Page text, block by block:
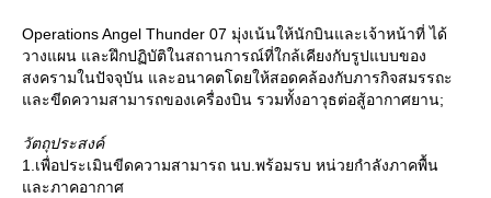
Operations Angel Thunder 07 มุ่งเน้นให้นักบินและเจ้าหน้าที่ ได้
วางแผน และฝึกปฏิบัติในสถานการณ์ที่ใกล้เคียงกับรูปแบบของ
สงครามในปัจจุบัน และอนาคตโดยให้สอดคล้องกับภารกิจสมรรถะ
ละขีดความสามารถของเครื่องบิน รวมทั้งอาวุธต่อสู้อากาศยาน;
วัตถุประสงค์
1.เพื่อประเมินขีดความสามารถ นบ.พร้อมรบ หน่วยกำลังภาคพื้น
ละภาคอากาศ